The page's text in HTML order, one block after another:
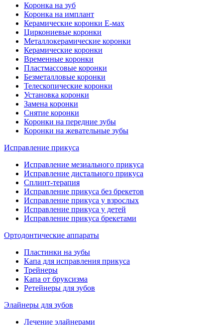
Коронка на зуб
Коронка на имплант
Керамические коронки Е-мах
Циркониевые коронки
Металлокерамические коронки
Керамические коронки
Временные коронки
Пластмассовые коронки
Безметалловые коронки
Телескопические коронки
Установка коронки
Замена коронки
Снятие коронки
Коронки на передние зубы
Коронки на жевательные зубы
Исправление прикуса
Исправление мезиального прикуса
Исправление дистального прикуса
Сплинт-терапия
Исправление прикуса без брекетов
Исправление прикуса у взрослых
Исправление прикуса у детей
Исправление прикуса брекетами
Ортодонтические аппараты
Пластинки на зубы
Капа для исправления прикуса
Трейнеры
Капа от бруксизма
Ретейнеры для зубов
Элайнеры для зубов
Лечение элайнерами